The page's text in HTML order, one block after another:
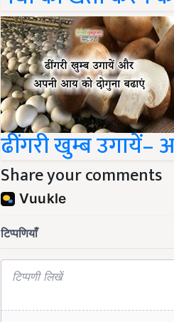
ढींगरी खुम्ब उगायें–
Share your comments